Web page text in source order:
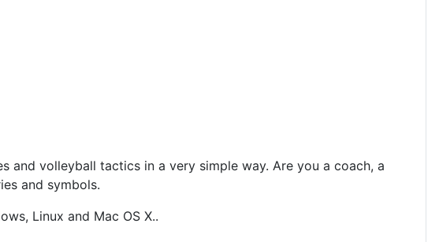
and volleyball tactics in a very simple way. Are you a coach, a
and symbols.
Linux and Mac OS X..